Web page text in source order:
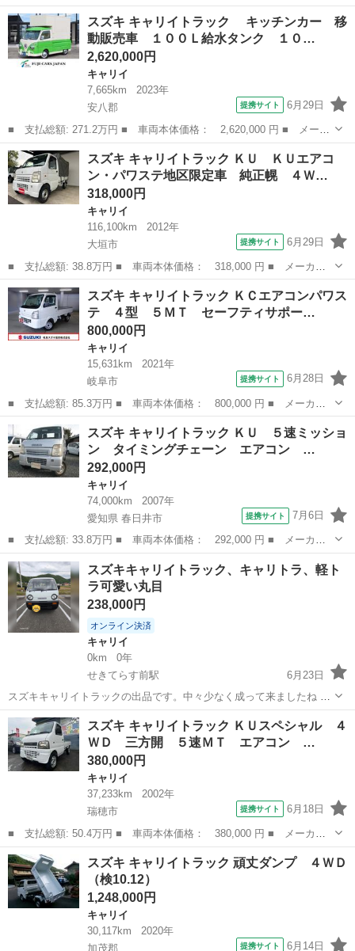
名： スズキ ■ 車種名： キャリイトラック ■ グレード名： Ｋ
Ｕ ５速マニュアル エアコン ２ＷＤ ■ 排気量： 660cc ■ ドア
枚数：...
静岡 田方郡 キャリイ
スズキ キャリイトラック キッチンカー 移
動販売車 １００Ｌ給水タンク １０…
2,620,000円
キャリイ
7,665km
2023年
安八郡
提携サイト 6月29日
■ 支払総額: 271.2万円 ■ 車両本体価格： 2,620,000 円 ■ メーカ
ー名： スズキ ■ 車種名： キャリイトラック ■ グレード
名： キッチンカー 移動販売車 １００Ｌ給水タンク １００Ｌ
排水タンク 換...
岐阜 安八郡 キャリイ
スズキ キャリイトラック ＫＵ ＫＵエアコ
ン・パワステ地区限定車 純正幌 ４Ｗ…
318,000円
キャリイ
116,100km
2012年
大垣市
提携サイト 6月29日
■ 支払総額: 38.8万円 ■ 車両本体価格： 318,000 円 ■ メーカー
名： スズキ ■ 車種名： キャリイトラック ■ グレード名： Ｋ
Ｕ ＫＵエアコン・パワステ地区限定車 純正幌 ４ＷＤ ■ 排気
量： 660...
岐阜 大垣市 キャリイ
スズキ キャリイトラック ＫＣエアコンパワス
テ ４型 ５ＭＴ セーフティサポー…
800,000円
キャリイ
15,631km
2021年
岐阜市
提携サイト 6月28日
■ 支払総額: 85.3万円 ■ 車両本体価格： 800,000 円 ■ メーカー
名： スズキ ■ 車種名： キャリイトラック ■ グレード名： Ｋ
Ｃエアコンパワステ ４型 ５ＭＴ セーフティサポート 認定中古
車 セーフテ...
岐阜市 キャリイ
スズキ キャリイトラック ＫＵ ５速ミッショ
ン タイミングチェーン エアコン …
292,000円
キャリイ
74,000km
2007年
愛知県 春日井市
提携サイト 7月6日
■ 支払総額: 33.8万円 ■ 車両本体価格： 292,000 円 ■ メーカー
名： スズキ ■ 車種名： キャリイトラック ■ グレード名： Ｋ
Ｕ ５速ミッション タイミングチェーン エアコン 検２年保証
パワステ ■...
愛知 春日井市 キャリイ
スズキキャリイトラック、キャリトラ、軽ト
ラ可愛い丸目
238,000円
オンライン決済
キャリイ
0km
0年
せきてらす前駅
6月23日
スズキキャリイトラックの出品です。中々少なく成って来ましたね 可
愛い丸目のキャリトラです。 年式平成5年11月 距離58100キロ 車検令
和9年11月 色/白（26U） 100キロ程試走行しましたが エンジンミッシ
ョンは...
岐阜 関市 せきてらす前駅 キャリイ
スズキ キャリイトラック ＫＵスペシャル ４
ＷＤ 三方開 ５速ＭＴ エアコン …
380,000円
キャリイ
37,233km
2002年
瑞穂市
提携サイト 6月18日
■ 支払総額: 50.4万円 ■ 車両本体価格： 380,000 円 ■ メーカー
名： スズキ ■ 車種名： キャリイトラック ■ グレード名： Ｋ
Ｕスペシャル ４ＷＤ 三方開 ５速ＭＴ エアコン パワステ 社
外アルミ タ...
岐阜 キャリイ
スズキ キャリイトラック 頑丈ダンプ ４ＷＤ
（検10.12）
1,248,000円
キャリイ
30,117km
2020年
加茂郡
提携サイト 6月14日